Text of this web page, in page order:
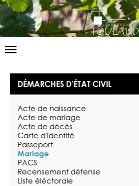
Basculer
LA MAIRIE
NOS
LA VIE
VOS
DÉMARCHES D’ÉTAT CIVIL
Acte de naissance
Acte de mariage
Acte de décès
Carte d'identité
Passeport
Mariage
PACS
Recensement défense
Liste éléctorale